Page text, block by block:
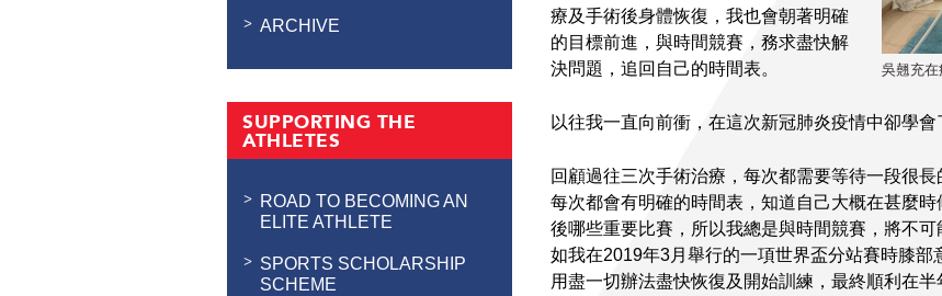
ARCHIVE
SUPPORTING THE
ATHLETES
ROAD TO BECOMING AN
ELITE ATHLETE
SPORTS SCHOLARSHIP
SCHEME
吳翹充在
療及手術後身體恢復，我也會朝著明確
的目標前進，與時間競賽，務求盡快解
決問題，追回自己的時間表。
以往我一直向前衝，在這次新冠肺炎疫情中卻學會
回顧過往三次手術治療，每次都需要等待一段很
每次都會有明確的時間表，知道自己大概在甚麼
後哪些重要比賽，所以我總是與時間競賽，將不
如我在2019年3月舉行的一項世界盃分站賽時膝
用盡一切辦法盡快恢復及開始訓練，最終順利在